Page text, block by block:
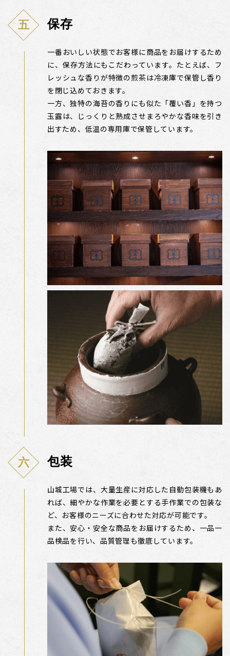
保存
一番おいしい状態でお客様に商品をお届けするため
に、保存方法にもこだわっています。たとえば、フ
レッシュな香りが特徴の煎茶は冷凍庫で保管し香り
を閉じ込めておきます。
一方、独特の海苔の香りにも似た「覆い香」を持つ
玉露は、じっくりと熟成させまろやかな香味を引き
出すため、低温の専用庫で保管しています。
包装
山城工場では、大量生産に対応した自動包装機もあ
れば、細やかな作業を必要とする手作業での包装な
ど、お客様のニーズに合わせた対応が可能です。
また、安心・安全な商品をお届けするため、一品一
品検品を行い、品質管理も徹底しています。